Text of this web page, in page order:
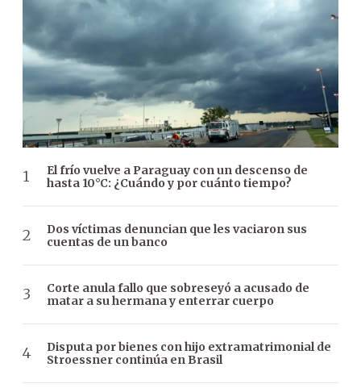
El frío vuelve a Paraguay con un descenso de
hasta 10°C: ¿Cuándo y por cuánto tiempo?
Dos víctimas denuncian que les vaciaron sus
cuentas de un banco
Corte anula fallo que sobreseyó a acusado de
matar a su hermana y enterrar cuerpo
Disputa por bienes con hijo extramatrimonial de
Stroessner continúa en Brasil